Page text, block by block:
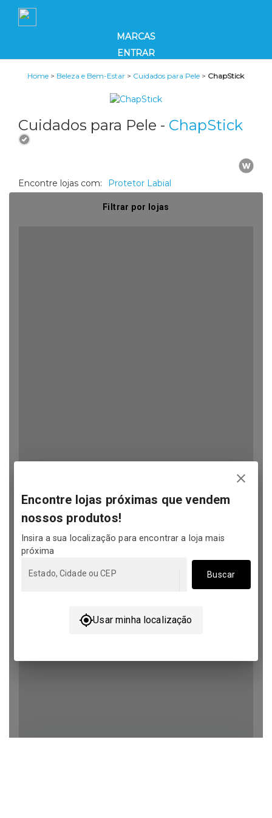
MARCAS
ENTRAR
Home > Beleza e Bem-Estar > Cuidados para Pele > ChapStick
Cuidados para Pele - ChapStick
Encontre lojas com: Protetor Labial